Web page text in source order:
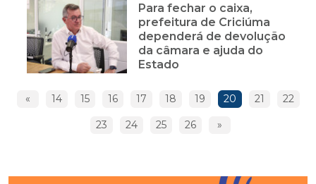
Para fechar o caixa,
prefeitura de Criciúma
dependerá de devolução
da câmara e ajuda do
Estado
« 14 15 16 17 18 19 20 21 22
23 24 25 26 »